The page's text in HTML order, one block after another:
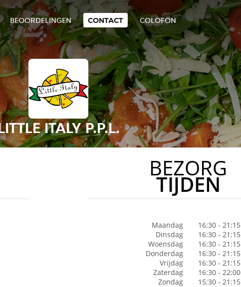
BEOORDELINGEN CONTACT COLOFON
ITALY P.P.L.
BEZORG
TIJDEN
Maandag
16:30 - 21:15
Dinsdag
16:30 - 21:15
Woensdag
16:30 - 21:15
Donderdag
16:30 - 21:15
Vrijdag
16:30 - 21:15
Zaterdag
16:30 - 22:00
Zondag
15:30 - 21:15